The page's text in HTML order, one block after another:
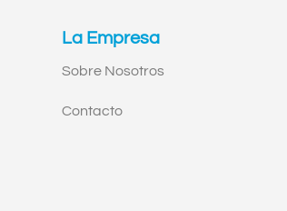
La Empresa
Sobre Nosotros
Contacto